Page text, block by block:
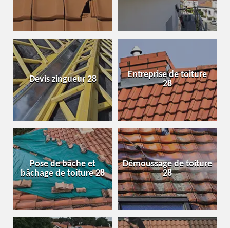
Devis zingueur 28
Entreprise de toiture
28
Pose de bâche et
bâchage de toiture 28
Démoussage de toiture
28